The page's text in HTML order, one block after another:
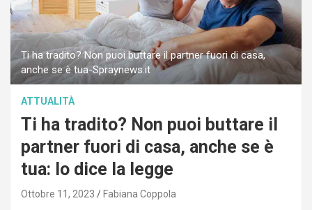
Ti ha tradito? Non puoi buttare il partner fuori di casa,
anche se è tua-Spraynews.it
ATTUALITÀ
Ti ha tradito? Non puoi buttare il
partner fuori di casa, anche se è
tua: lo dice la legge
Ottobre 11, 2023 Fabiana Coppola